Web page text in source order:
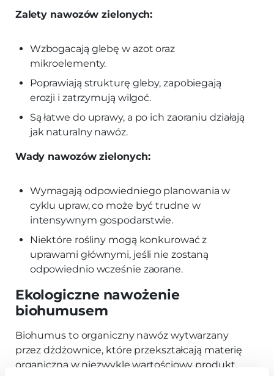
Zalety nawozów zielonych:
Wzbogacają glebę w azot oraz
mikroelementy.
Poprawiają strukturę gleby, zapobiegają
erozji i zatrzymują wilgoć.
Są łatwe do uprawy, a po ich zaoraniu działają
jak naturalny nawóz.
Wady nawozów zielonych:
Wymagają odpowiedniego planowania w
cyklu upraw, co może być trudne w
intensywnym gospodarstwie.
Niektóre rośliny mogą konkurować z
uprawami głównymi, jeśli nie zostaną
odpowiednio wcześnie zaorane.
Ekologiczne nawożenie
biohumusem
Biohumus to organiczny nawóz wytwarzany
przez dżdżownice, które przekształcają materię
organiczną w niezwykle wartościowy produkt.